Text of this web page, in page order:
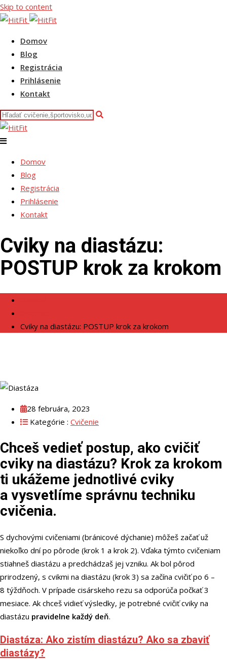
Skip to content
Domov
Blog
Registrácia
Prihlásenie
Kontakt
Domov
Blog
Registrácia
Prihlásenie
Kontakt
Cviky na diastázu:
POSTUP krok za krokom
Cviky na diastázu: POSTUP krok za krokom
28 februára, 2023
Kategórie : Cvičenie
Chceš vedieť postup, ako cvičiť
cviky na diastázu? Krok za krokom
ti ukážeme jednotlivé cviky
a vysvetlíme správnu techniku
cvičenia.
S dychovými cvičeniami (bránicové dýchanie) môžeš začať už
niekoľko dní po pôrode (krok 1 a krok 2). Vďaka týmto cvičeniam
stiahneš diastázu a predchádzaš jej vzniku. Ak bol pôrod
prirodzený, s cvikmi na diastázu (krok 3) sa začína cvičiť po 6 –
8 týždňoch. V prípade cisárskeho rezu sa odporúča počkať 3
mesiace. Ak chceš vidieť výsledky, je potrebné cvičiť cviky na
diastázu pravidelne každý deň.
Diastáza: Ako zistím diastázu? Ako sa zbaviť
diastázy?